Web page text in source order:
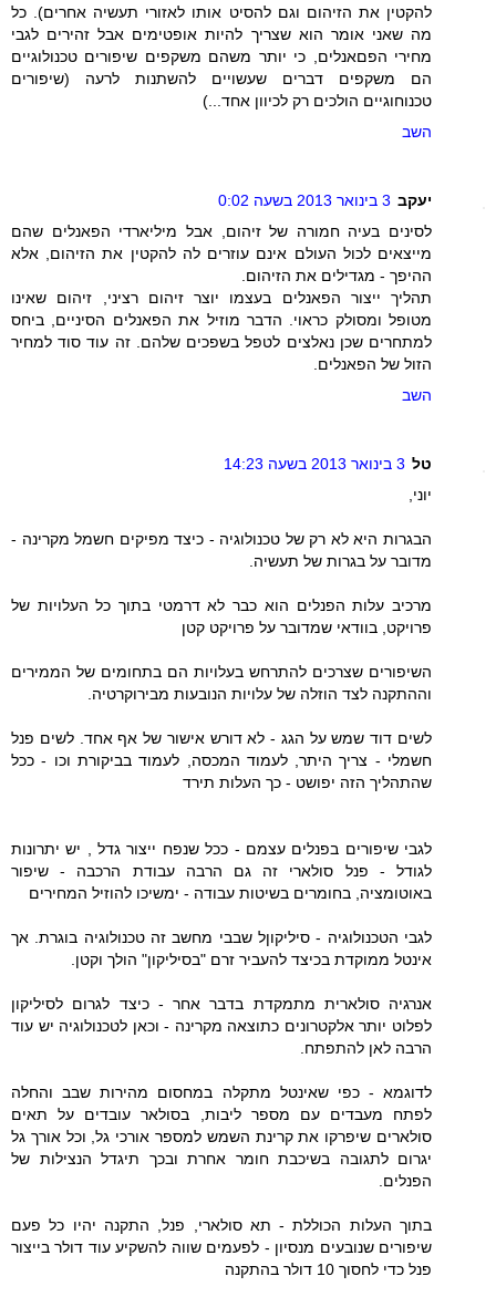
להקטין את הזיהום וגם להסיט אותו לאזורי תעשיה אחרים). כל
מה שאני אומר הוא שצריך להיות אופטימים אבל זהירים לגבי
מחירי הפםאנלים, כי יותר משהם משקפים שיפורים טכנולוגיים
הם משקפים דברים שעשויים להשתנות לרעה (שיפורים
טכנוחוגיים הולכים רק לכיוון אחד...)
השב
יעקב 3 בינואר 2013 בשעה 0:02
לסינים בעיה חמורה של זיהום, אבל מיליארדי הפאנלים שהם
מייצאים לכול העולם אינם עוזרים לה להקטין את הזיהום, אלא
ההיפך - מגדילים את הזיהום.
תהליך ייצור הפאנלים בעצמו יוצר זיהום רציני, זיהום שאינו
מטופל ומסולק כראוי. הדבר מוזיל את הפאנלים הסיניים, ביחס
למתחרים שכן נאלצים לטפל בשפכים שלהם. זה עוד סוד למחיר
הזול של הפאנלים.
השב
טל 3 בינואר 2013 בשעה 14:23
יוני,
הבגרות היא לא רק של טכנולוגיה - כיצד מפיקים חשמל מקרינה -
מדובר על בגרות של תעשיה.
מרכיב עלות הפנלים הוא כבר לא דרמטי בתוך כל העלויות של
פרויקט, בוודאי שמדובר על פרויקט קטן
השיפורים שצרכים להתרחש בעלויות הם בתחומים של הממירים
וההתקנה לצד הוזלה של עלויות הנובעות מבירוקרטיה.
לשים דוד שמש על הגג - לא דורש אישור של אף אחד. לשים פנל
חשמלי - צריך היתר, לעמוד המכסה, לעמוד בביקורת וכו - ככל
שהתהליך הזה יפושט - כך העלות תירד
לגבי שיפורים בפנלים עצמם - ככל שנפח ייצור גדל , יש יתרונות
לגודל - פנל סולארי זה גם הרבה עבודת הרכבה - שיפור
באוטומציה, בחומרים בשיטות עבודה - ימשיכו להוזיל המחירים
לגבי הטכנולוגיה - סיליקוןל שבבי מחשב זה טכנולוגיה בוגרת. אך
אינטל ממוקדת בכיצד להעביר זרם "בסיליקון" הולך וקטן.
אנרגיה סולארית מתמקדת בדבר אחר - כיצד לגרום לסיליקון
לפלוט יותר אלקטרונים כתוצאה מקרינה - וכאן לטכנולוגיה יש עוד
הרבה לאן להתפתח.
לדוגמא - כפי שאינטל מתקלה במחסום מהירות שבב והחלה
לפתח מעבדים עם מספר ליבות, בסולאר עובדים על תאים
סולארים שיפרקו את קרינת השמש למספר אורכי גל, וכל אורך גל
יגרום לתגובה בשיכבת חומר אחרת ובכך תיגדל הנצילות של
הפנלים.
בתוך העלות הכוללת - תא סולארי, פנל, התקנה יהיו כל פעם
שיפורים שנובעים מנסיון - לפעמים שווה להשקיע עוד דולר בייצור
פנל כדי לחסוך 10 דולר בהתקנה